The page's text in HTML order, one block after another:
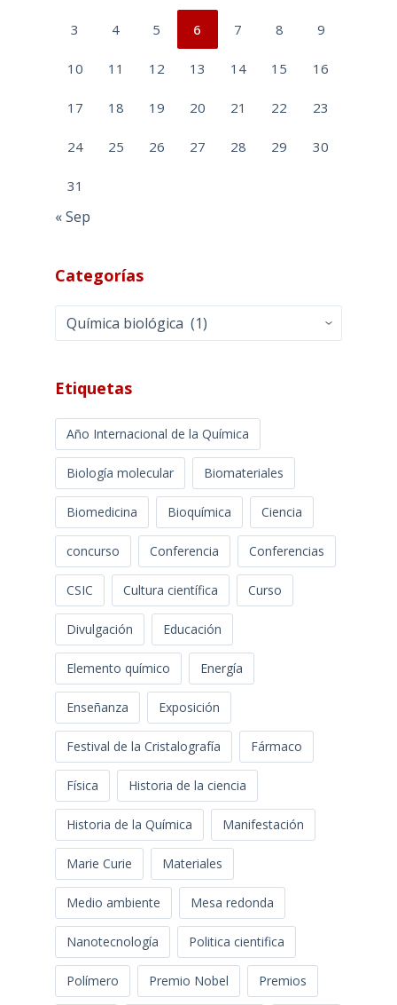
3 4 5 6 7 8 9
10 11 12 13 14 15 16
17 18 19 20 21 22 23
24 25 26 27 28 29 30
31
« Sep
Categorías
Categorías
Etiquetas
Año Internacional de la Química
Biología molecular Biomateriales
Biomedicina Bioquímica Ciencia
concurso Conferencia Conferencias
CSIC Cultura científica Curso
Divulgación Educación
Elemento químico Energía
Enseñanza Exposición
Festival de la Cristalografía Fármaco
Física Historia de la ciencia
Historia de la Química Manifestación
Marie Curie Materiales
Medio ambiente Mesa redonda
Nanotecnología Politica cientifica
Polímero Premio Nobel Premios